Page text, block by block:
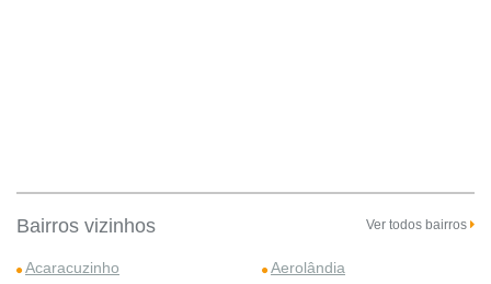
Bairros vizinhos Ver todos bairros
Acaracuzinho Aerolândia